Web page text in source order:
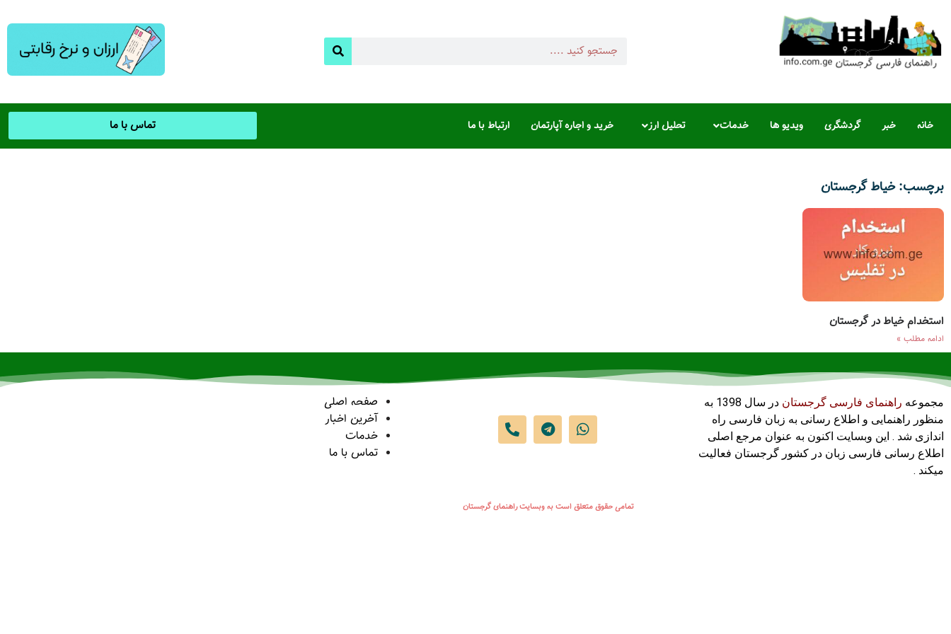
خانه خبر گردشگری ویدیو ها خدمات تحلیل ارز خرید و اجاره آپارتمان ارتباط با ما تماس با ما
برچسب: خیاط گرجستان
استخدام خیاط در گرجستان
ادامه مطلب »
مجموعه راهنمای فارسی گرجستان
در سال 1398 به
منظور راهنمایی و اطلاع رسانی به زبان فارسی راه
اندازی شد . این وبسایت اکنون به عنوان مرجع اصلی
اطلاع رسانی فارسی زبان در کشور گرجستان فعالیت
میکند .
صفحه اصلی
آخرین اخبار
خدمات
تماس با ما
تمامی حقوق متعلق است به وبسایت راهنمای گرجستان